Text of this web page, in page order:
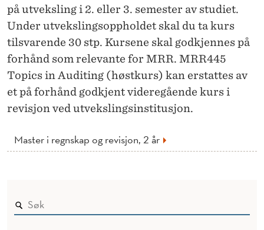
på utveksling i 2. eller 3. semester av studiet.
Under utvekslingsoppholdet skal du ta kurs
tilsvarende 30 stp. Kursene skal godkjennes på
forhånd som relevante for MRR. MRR445
Topics in Auditing (høstkurs) kan erstattes av
et på forhånd godkjent videregående kurs i
revisjon ved utvekslingsinstitusjon.
Master i regnskap og revisjon, 2 år